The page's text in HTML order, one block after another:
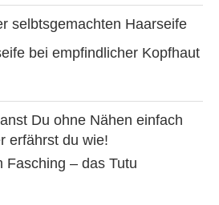
bei empfindlicher Kopfhaut
Fasching – das Tutu